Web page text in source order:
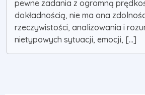
pewne zadania z ogromną
dokładnością, nie ma ona
rzeczywistości, analizowania i
nietypowych sytuacji, emocji, [...]